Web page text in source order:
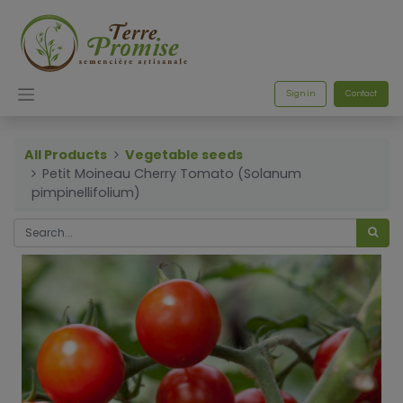
Sign in Contact
All Products
Vegetable seeds
Petit Moineau Cherry Tomato (Solanum
pimpinellifolium)